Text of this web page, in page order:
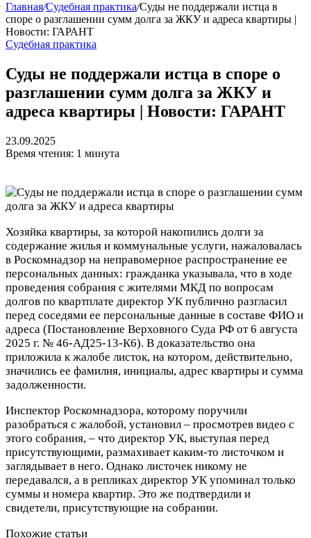
Главная/Судебная практика/Суды не поддержали истца в
споре о разглашении сумм долга за ЖКУ и адреса квартиры |
Новости: ГАРАНТ
Судебная практика
Суды не поддержали истца в споре о
разглашении сумм долга за ЖКУ и
адреса квартиры | Новости: ГАРАНТ
23.09.2025
Время чтения: 1 минута
Хозяйка квартиры, за которой накопились долги за
содержание жилья и коммунальные услуги, нажаловалась
в Роскомнадзор на неправомерное распространение ее
персональных данных: гражданка указывала, что в ходе
проведения собрания с жителями МКД по вопросам
долгов по квартплате директор УК публично разгласил
перед соседями ее персональные данные в составе ФИО и
адреса (Постановление Верховного Суда РФ от 6 августа
2025 г. № 46-АД25-13-К6). В доказательство она
приложила к жалобе листок, на котором, действительно,
значились ее фамилия, инициалы, адрес квартиры и сумма
задолженности.
Инспектор Роскомнадзора, которому поручили
разобраться с жалобой, установил – просмотрев видео с
этого собрания, – что директор УК, выступая перед
присутствующими, размахивает каким-то листочком и
заглядывает в него. Однако листочек никому не
передавался, а в репликах директор УК упоминал только
суммы и номера квартир. Это же подтвердили и
свидетели, присутствующие на собрании.
Похожие статьи